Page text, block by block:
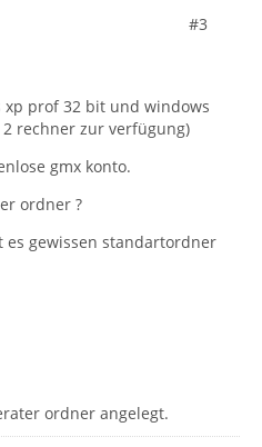
#3
prof 32 bit und windows
rechner zur verfügung)
gmx konto.
ordner ?
gewissen standartordner
ordner angelegt.